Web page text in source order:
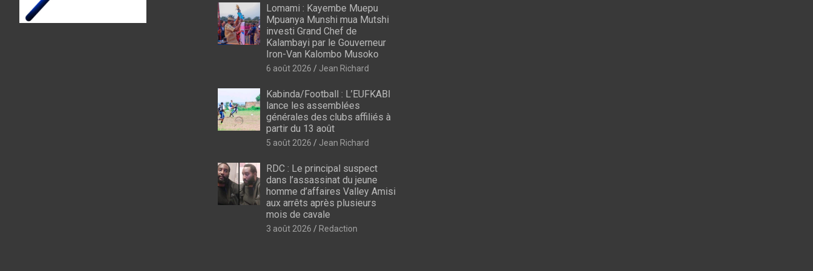
Lomami : Kayembe Muepu
Mpuanya Munshi mua Mutshi
investi Grand Chef de
Kalambayi par le Gouverneur
Iron-Van Kalombo Musoko
6 août 2026 Jean Richard
Kabinda/Football : L’EUFKABI
lance les assemblées
générales des clubs affiliés à
partir du 13 août
5 août 2026 Jean Richard
RDC : Le principal suspect
dans l’assassinat du jeune
homme d’affaires Valley Amisi
aux arrêts après plusieurs
mois de cavale
3 août 2026 Redaction